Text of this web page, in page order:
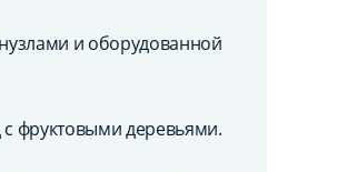
и оборудованной
фруктовыми деревьями.